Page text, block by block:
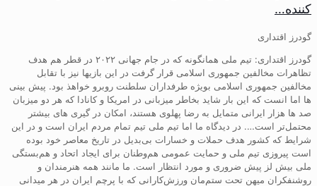
کننده…
گودرز اقتداری
گودرز اقتداری: تیم ملی همانگونه که در جام جهانی ۲۰۲۲ در قطر هم هدف
تظاهرات مخالفین جمهوری اسلامی قرار گرفت در این بازیها نیز با تقابل
مخالفین جمهوری اسلامی بویژه طرفداران سلطنت روبرو خواهذ بود. پیش بینی
ها اما انست که این بار شاید بخاطر میزبانی در امریکا و کانادا که هر دو میزبان
صد ها هزار ایرانی متمایل به رضا پهلوی هستند، امکان در گیری های بیشتر
محتمل‌تر است…. در دیدگاه ما اما تیم ملی تیم تمام مردم ایران است و در این
شرایط که کشور هدف حملات و خسارات بی‌بدیل در تاریخ معاصر خود بوده
است پیروزی تیم ملی و حمایت عمومی هم‌وطنان برای ایجاد اتحاد و هم‌بستگی
ملی بیش لز پیش ضروری و مورد انتظار است. ما مانند همه هنرمندان و
روشنفکران میهن تحت ستم‌مان ورزش‌کارانی که با پرچم ایران در هر میدانی